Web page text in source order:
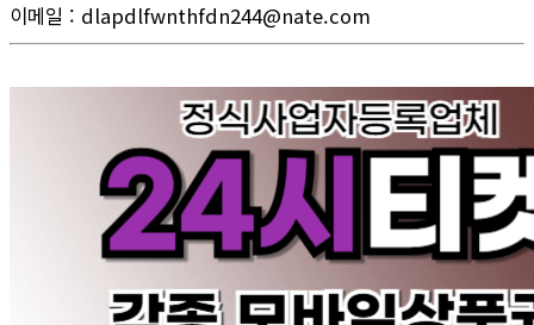
이메일 : dlapdlfwnthfdn244@nate.com